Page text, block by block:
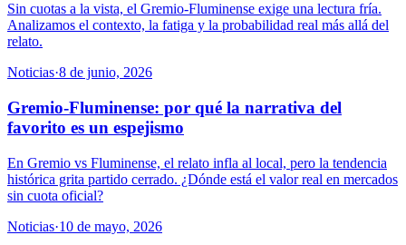
Sin cuotas a la vista, el Gremio-Fluminense exige una lectura fría.
Analizamos el contexto, la fatiga y la probabilidad real más allá del
relato.
Noticias·8 de junio, 2026
Gremio-Fluminense: por qué la narrativa del
favorito es un espejismo
En Gremio vs Fluminense, el relato infla al local, pero la tendencia
histórica grita partido cerrado. ¿Dónde está el valor real en mercados
sin cuota oficial?
Noticias·10 de mayo, 2026